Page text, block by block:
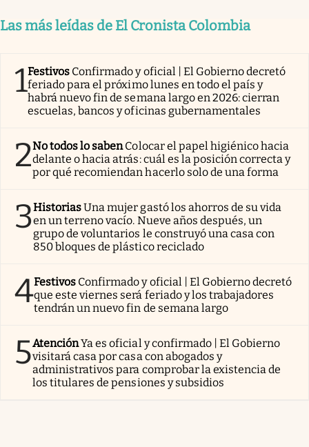
Las más leídas de El Cronista Colombia
1Festivos Confirmado y oficial | El Gobierno decretó
feriado para el próximo lunes en todo el país y
habrá nuevo fin de semana largo en 2026: cierran
escuelas, bancos y oficinas gubernamentales
2No todos lo sabenColocar el papel higiénico hacia
delante o hacia atrás: cuál es la posición correcta y
por qué recomiendan hacerlo solo de una forma
3HistoriasUna mujer gastó los ahorros de su vida
en un terreno vacío. Nueve años después, un
grupo de voluntarios le construyó una casa con
850 bloques de plástico reciclado
4Festivos Confirmado y oficial | El Gobierno decretó
que este viernes será feriado y los trabajadores
tendrán un nuevo fin de semana largo
5AtenciónYa es oficial y confirmado | El Gobierno
visitará casa por casa con abogados y
administrativos para comprobar la existencia de
los titulares de pensiones y subsidios